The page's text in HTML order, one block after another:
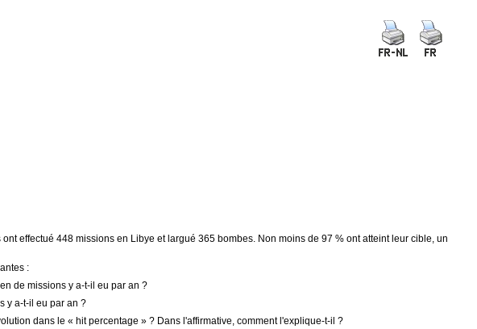
effectué 448 missions en Libye et largué 365 bombes. Non moins de 97 % ont atteint leur cible, un
:
de missions y a-t-il eu par an ?
y a-t-il eu par an ?
dans le « hit percentage » ? Dans l'affirmative, comment l'explique-t-il ?